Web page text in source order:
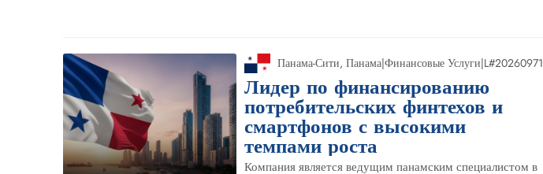
Панама-Сити, Панама|Финансовые Услуги|L#20260971
Лидер по финансированию
потребительских финтехов и
смартфонов с высокими
темпами роста
Компания является ведущим панамским специалистом в